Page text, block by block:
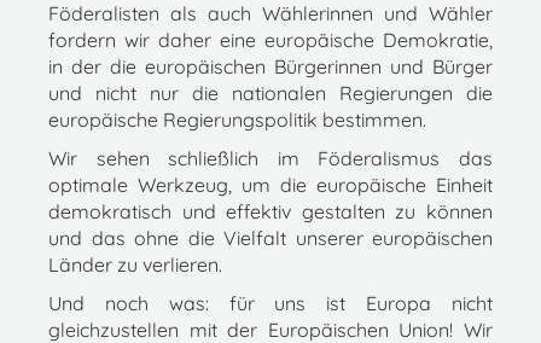
Föderalisten als auch Wählerinnen und Wähler
fordern wir daher eine europäische Demokratie,
in der die europäischen Bürgerinnen und Bürger
und nicht nur die nationalen Regierungen die
europäische Regierungspolitik bestimmen.
Wir sehen schließlich im Föderalismus das
optimale Werkzeug, um die europäische Einheit
demokratisch und effektiv gestalten zu können
und das ohne die Vielfalt unserer europäischen
Länder zu verlieren.
Und noch was: für uns ist Europa nicht
gleichzustellen mit der Europäischen Union! Wir